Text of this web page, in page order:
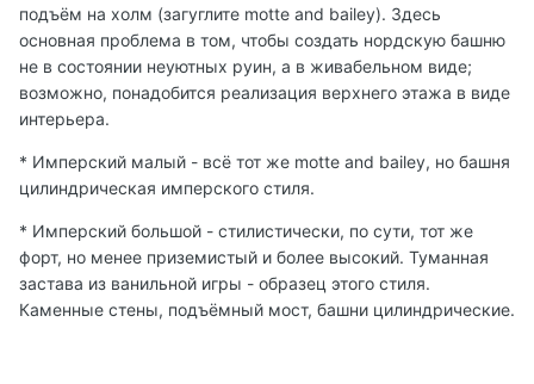
подъём на холм (загуглите motte and bailey). Здесь
основная проблема в том, чтобы создать нордскую башню
не в состоянии неуютных руин, а в живабельном виде;
возможно, понадобится реализация верхнего этажа в виде
интерьера.
* Имперский малый - всё тот же motte and bailey, но башня
цилиндрическая имперского стиля.
* Имперский большой - стилистически, по сути, тот же
форт, но менее приземистый и более высокий. Туманная
застава из ванильной игры - образец этого стиля.
Каменные стены, подъёмный мост, башни цилиндрические.